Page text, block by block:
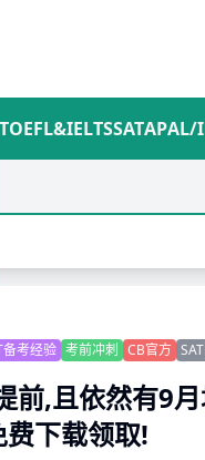
TOEFL&IELTSSATAPAL/
备考经验 考前冲刺 CB官方
前,且依然有9
下载领取!